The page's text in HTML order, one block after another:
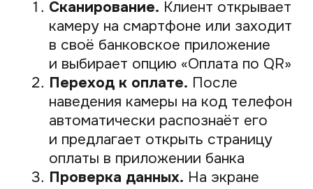
Удобство для клиентов. Всё
больше людей предпочитают
платить смартфоном.
Предоставляя им такую
возможность, вы повышаете
их лояльность и ускоряете
процесс обслуживания.
Высокая безопасность.Клиенту
не нужно «светить» данные своей
карты. Все операции проходят
внутри защищённых банковских
приложений, что сводит риск
мошенничества к минимуму.